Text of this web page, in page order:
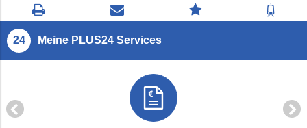
Seite
drucken
Kontaktseite
öffnen
Zum
Feedback
Zur
Meine PLUS24 Services